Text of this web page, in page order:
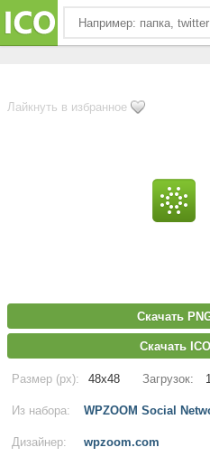
Лайкнуть в избранное
Скачать
Скачать ICO
Размер (px): 48x48 Загрузок:
Из набора: WPZOOM Social
Дизайнер: wpzoom.com